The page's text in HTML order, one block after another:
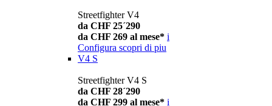
Streetfighter V4
da CHF 25´290
da CHF 269 al mese* i
Configura scopri di piu
V4 S
Streetfighter V4 S
da CHF 28´290
da CHF 299 al mese* i